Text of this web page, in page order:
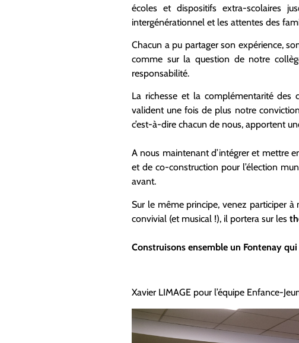
écoles et dispositifs extra-scolaires
intergénérationnel et les attentes des
Chacun a pu partager son expérience,
comme sur la question de notre
responsabilité.
La richesse et la complémentarité
valident une fois de plus notre
c’est-à-dire chacun de nous, apportent
A nous maintenant d’intégrer et mettre
et de co-construction pour l’élection
avant.
Sur le même principe, venez participer à
convivial (et musical !), il portera sur les
Construisons ensemble un Fontenay qui
Xavier LIMAGE pour l’équipe Enfance-